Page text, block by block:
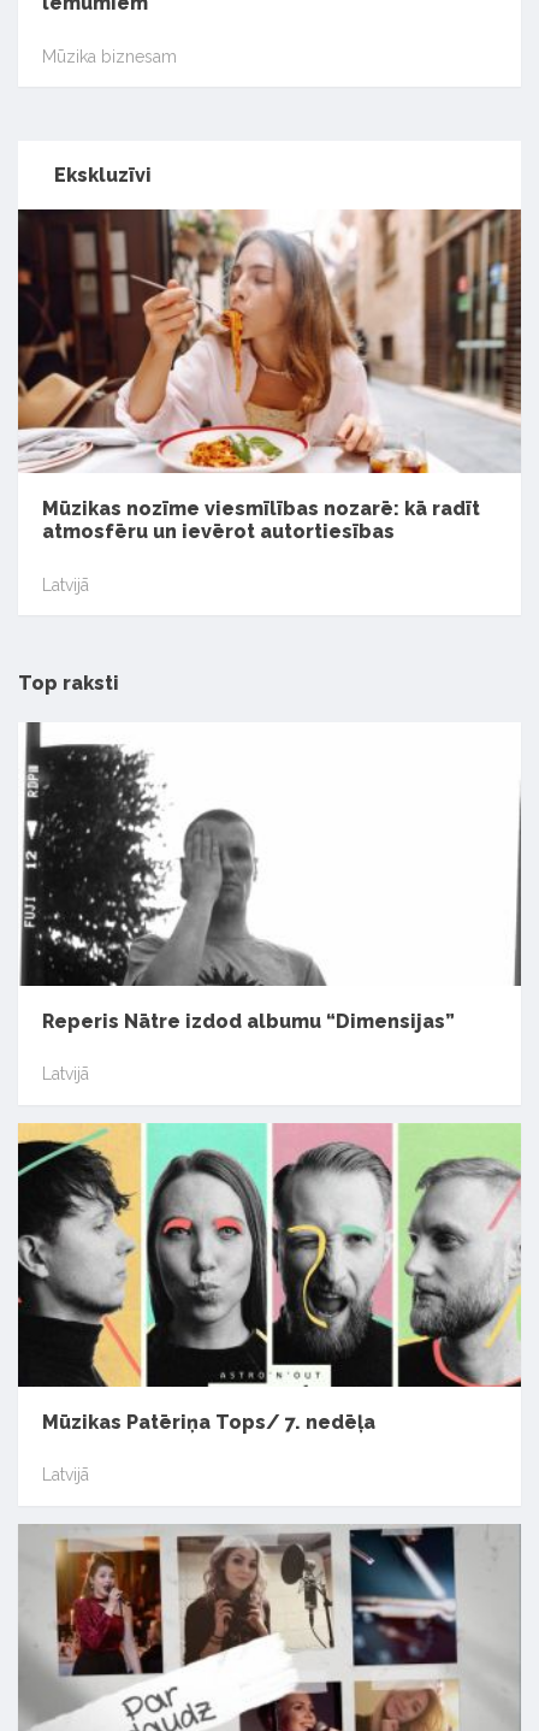
Mūzika biznesam
Ekskluzīvi
Mūzikas nozīme viesmīlības nozarē: kā radīt
atmosfēru un ievērot autortiesības
Latvijā
Top raksti
Reperis Nātre izdod albumu “Dimensijas”
Latvijā
Mūzikas Patēriņa Tops/ 7. nedēļa
Latvijā